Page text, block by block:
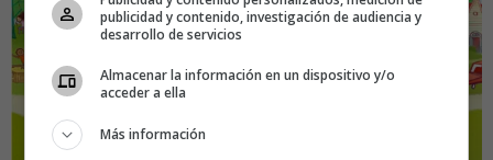
publicidad y contenido, investigación de audiencia y
desarrollo de servicios
Almacenar la información en un dispositivo y/o
acceder a ella
Más información